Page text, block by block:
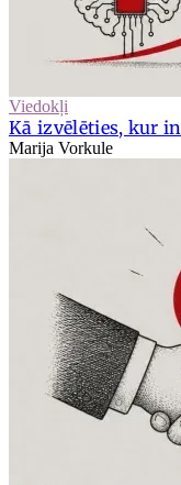
Viedokļi
Kā izvēlēties, kur
Marija Vorkule